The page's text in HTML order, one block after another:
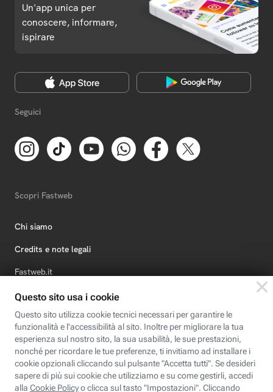
Un'app unica per
conoscere, informare,
ispirare
Seguici
Scopri Fastweb
Chi siamo
Credits e note legali
Fastweb.it
Formazione
Fastweb Digital Academy
STEP FuturAbility District